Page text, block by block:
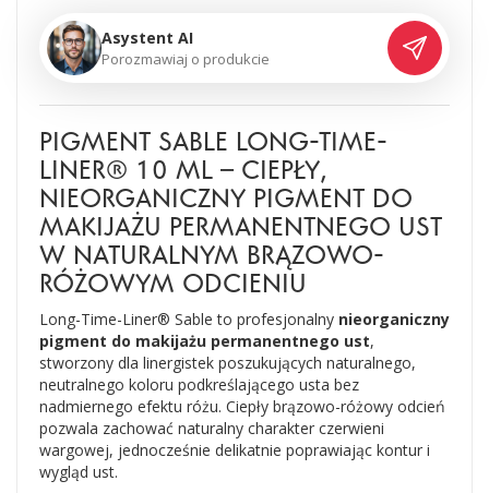
Asystent AI
Porozmawiaj o produkcie
PIGMENT SABLE LONG-TIME-
LINER® 10 ML – CIEPŁY,
NIEORGANICZNY PIGMENT DO
MAKIJAŻU PERMANENTNEGO UST
W NATURALNYM BRĄZOWO-
RÓŻOWYM ODCIENIU
Long-Time-Liner® Sable to profesjonalny nieorganiczny
pigment do makijażu permanentnego ust,
stworzony dla linergistek poszukujących naturalnego,
neutralnego koloru podkreślającego usta bez
nadmiernego efektu różu. Ciepły brązowo-różowy odcień
pozwala zachować naturalny charakter czerwieni
wargowej, jednocześnie delikatnie poprawiając kontur i
wygląd ust.